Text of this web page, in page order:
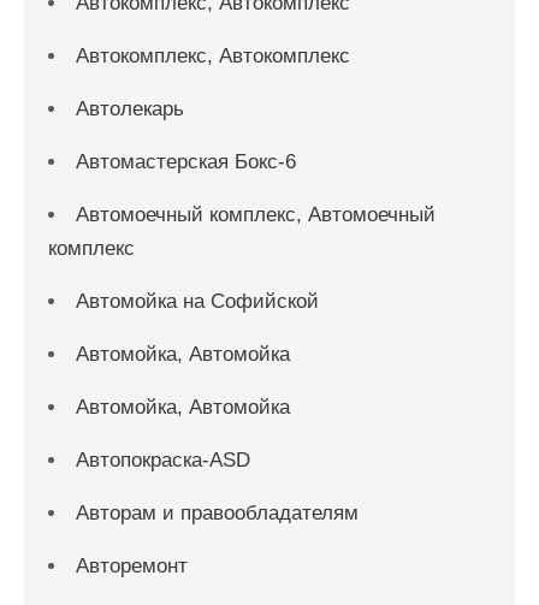
Автокомплекс, Автокомплекс
Автолекарь
Автомастерская Бокс-6
Автомоечный комплекс, Автомоечный
комплекс
Автомойка на Софийской
Автомойка, Автомойка
Автомойка, Автомойка
Автопокраска-ASD
Авторам и правообладателям
Авторемонт